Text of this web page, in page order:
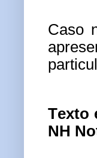
Caso
Texto
NH